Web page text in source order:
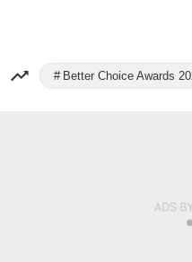
Better Choice Awards